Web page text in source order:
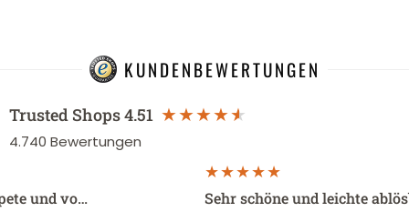
KUNDENBEWERTUNGEN
Trusted Shops4.51
4.740 Bewertungen
und vo… Sehr schöne und leichte